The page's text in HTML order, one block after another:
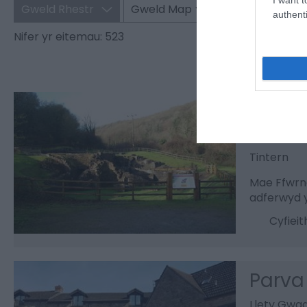
Gweld Map
Nifer yr eitemau: 523
Tintern
Mae
adferwyd